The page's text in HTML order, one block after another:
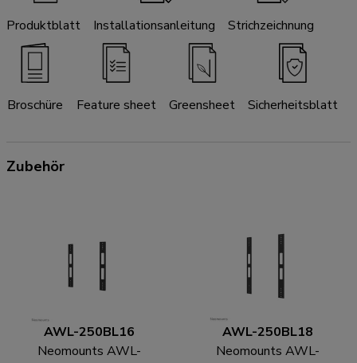
Produktblatt Installationsanleitung Strichzeichnung
Broschüre Feature sheet Greensheet Sicherheitsblatt
Zubehör
AWL-250BL16
Neomounts AWL-
AWL-250BL18
Neomounts AWL-